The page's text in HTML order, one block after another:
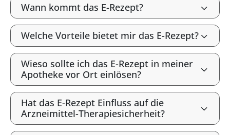
Wann kommt das E-Rezept?
Welche Vorteile bietet mir das E-Rezept?
Wieso sollte ich das E-Rezept in meiner
Apotheke vor Ort einlösen?
Hat das E-Rezept Einfluss auf die
Arzneimittel-Therapiesicherheit?